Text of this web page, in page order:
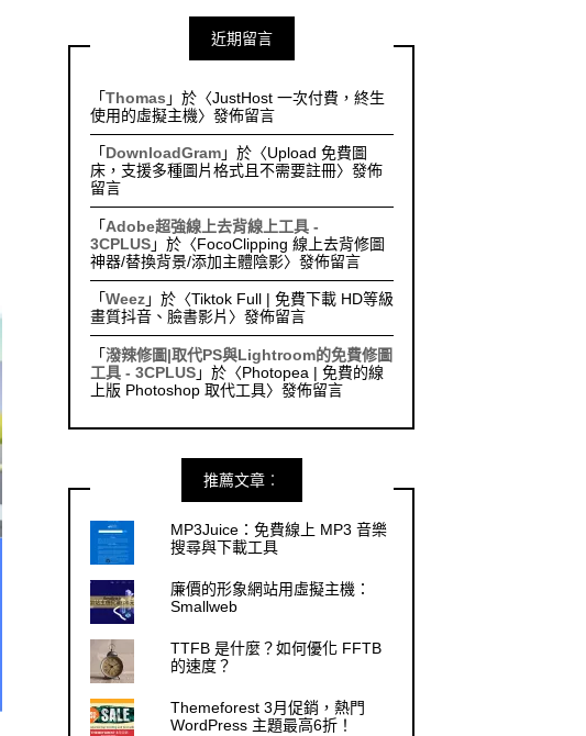
近期留言
「Thomas 」於〈JustHost 一次付費，終生
使用的虛擬主機〉發佈留言
「 DownloadGram」於〈Upload 免費圖
床，支援多種圖片格式且不需要註冊〉發佈
留言
「 Adobe超強線上去背線上工具 -
3CPLUS」於〈FocoClipping 線上去背修圖
神器/替換背景/添加主體陰影〉發佈留言
「Weez」於〈Tiktok Full | 免費下載 HD等級
畫質抖音、臉書影片 〉發佈留言
「潑辣修圖|取代PS與Lightroom的免費修圖
工具 - 3CPLUS」於〈Photopea | 免費的線
上版 Photoshop 取代工具〉發佈留言
推薦文章︰
MP3Juice：免費線上 MP3 音樂
搜尋與下載工具
廉價的形象網站用虛擬主機：
Smallweb
TTFB 是什麼？如何優化 FFTB
的速度？
Themeforest 3月促銷，熱門
WordPress 主題最高6折！